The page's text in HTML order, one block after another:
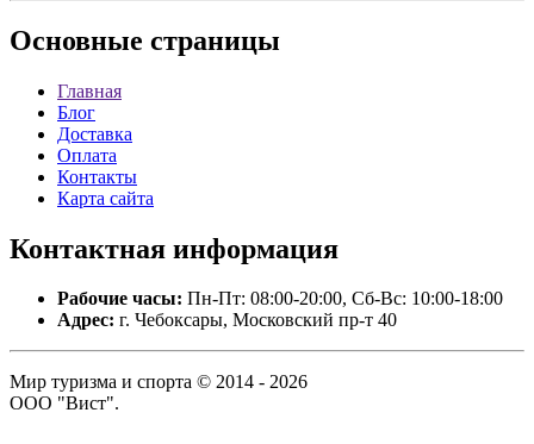
Основные страницы
Главная
Блог
Доставка
Оплата
Контакты
Карта сайта
Контактная информация
Рабочие часы: Пн-Пт: 08:00-20:00, Сб-Вс: 10:00-18:00
Адрес: г. Чебоксары, Московский пр-т 40
Мир туризма и спорта © 2014 - 2026
ООО "Вист".